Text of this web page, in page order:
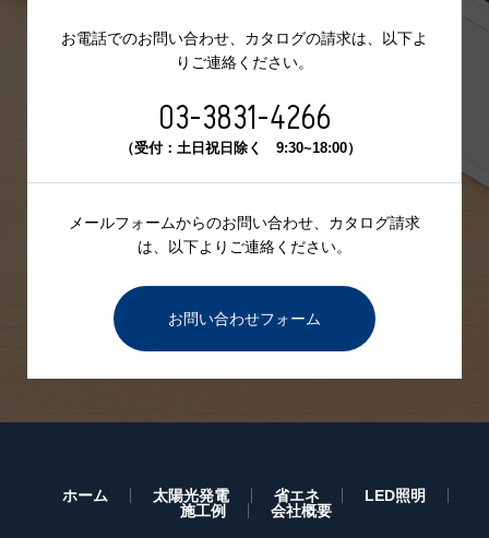
お電話でのお問い合わせ、カタログの請求は、
以下よ
りご連絡ください。
03-3831-4266
（受付：土日祝日除く 9:30~18:00）
メールフォームからのお問い合わせ、カタログ請求
は、
以下よりご連絡ください。
お問い合わせフォーム
ホーム 太陽光発電 省エネ
LED照明
施工例
会社概要